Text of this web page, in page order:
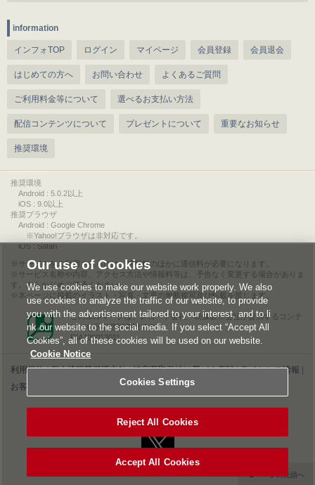
information
インフォTOP ログイン マイページ 会員登録 会員退会
はじめての方へ お問い合わせ よくあるご質問
ご利用料金等について 選べるお支払い方法
配信コンテンツについて プレゼントについて 重要なお知らせ
推奨環境
推奨環境
Android : 5.0.2以上
iOS : 9.0以上
推奨ブラウザ
Android : Google Chrome
※Yahoo!ブラウザは非対応です。
iOS : Safari
サービスをご利用されるには、情報料のほかに通信料が必要になります。
サービス名称や内容、アクセス方法や情報料等は、予告なく変更する場合がありま
す。あらかじめご了承ください。
本ページに掲載のイラスト・写真・文章の無断複写及び転載を禁じます。
このエルマークは、レコード会社・映像製作会社が提供するコンテ
ンツを示す登録商標です。
RIAJ00013011
利用規約|個人情報等保護方針|特定商取引法に基づく表記|ライセンス情報
お客様情報の外部送信について|Cookies Settings
▲ページの先頭へ
Our use of Cookies
We use cookies to make our website work properly. We also
use cookies to analyze the traffic of our website, to provide
you with the advertisement tailored to your interest, and to li
nk our website to the social media. If you select “Accept All
Cookies”, all of these cookies will be used on our website.
Cookie Notice
Cookies Settings
Reject All Cookies
Accept All Cookies